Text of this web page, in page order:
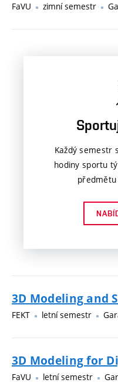
FaVU zimní semestr
Každý semestr
hodiny sportu
předmětu
3D Modeling and
FEKT letní semestr
3D Modeling for
FaVU letní semestr